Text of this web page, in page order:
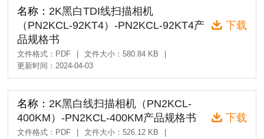
名称： 2K黑白TDI线扫描相机
（PN2KCL-92KT4）-PN2KCL-92KT4产
品规格书
文件格式：PDF 文件大小：580.84 KB
更新时间：2024-04-03
下载
名称： 2K黑白线扫描相机（PN2KCL-
400KM）-PN2KCL-400KM产品规格书
文件格式：PDF 文件大小：526.12 KB
下载